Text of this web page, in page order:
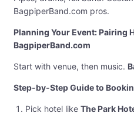
BagpiperBand.com pros.
Planning Your Event: Pairing
BagpiperBand.com
Start with venue, then music.
Step-by-Step Guide to
Pick hotel like The Park